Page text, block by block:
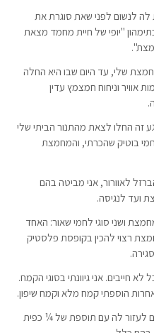
לה לנשום לפני שאת סוגרת את
"יופי של חיית מחמד מצאת
שלי, עד היום שבו היא החלה
וניחוח חמצמץ עדין
זה החלו לצאת מהתנור הביתי שלי
בוטיק שהכרתי, והמחמצת
לאוורור, אני מביטה בהם
ועד לנגיסה.
ושני סוגי לחמי שאור: האחד
רצוי להכין בקופסת פלסטיק
אני גיוונתי בסוגי הקמח.
הוספתי קמח מלא וקמח שיפון.
לעזור לה עם תוספת של ¼ כפית